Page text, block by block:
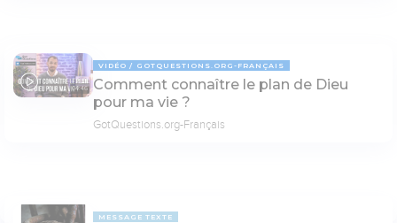
04:46
VIDÉO GOTQUESTIONS.ORG-FRANÇAIS
Comment connaître le plan de Dieu
pour ma vie ?
GotQuestions.org-Français
MESSAGE TEXTE